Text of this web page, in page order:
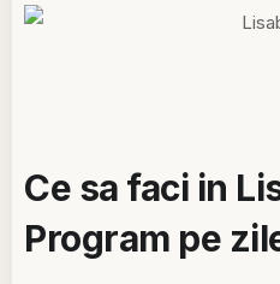
Ce sa faci in
Program pe